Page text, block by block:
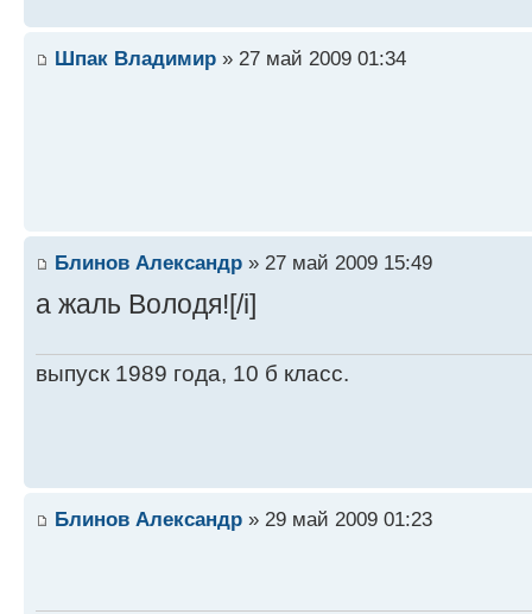
Шпак Владимир » 27 май 2009 01:34
Блинов Александр » 27 май 2009 15:49
а жаль Володя![/i]
выпуск 1989 года, 10 б класс.
Блинов Александр » 29 май 2009 01:23